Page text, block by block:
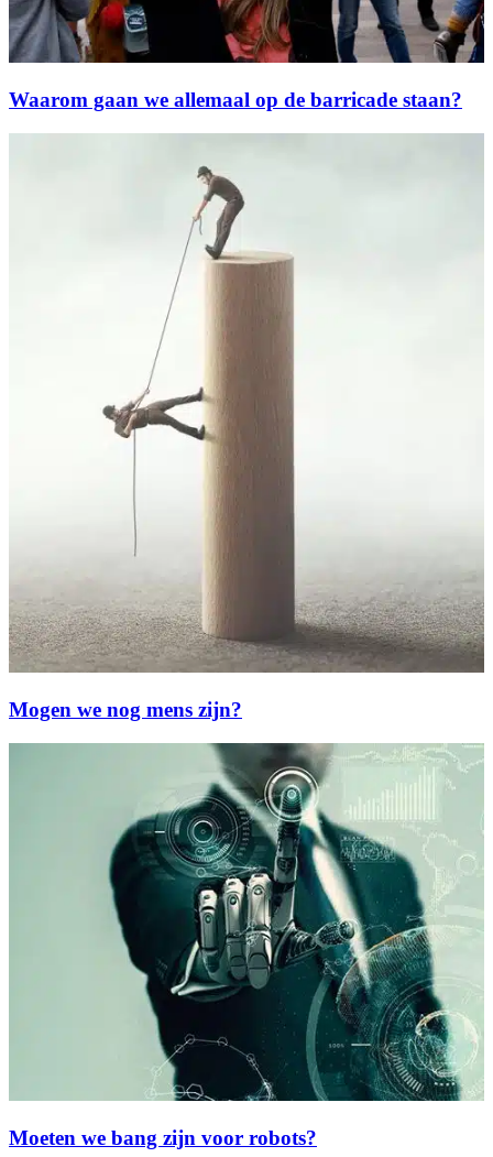
Waarom gaan we allemaal op de barricade staan?
Mogen we nog mens zijn?
Moeten we bang zijn voor robots?